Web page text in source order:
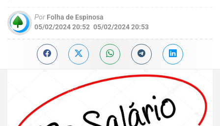
Por Folha de Espinosa
05/02/2024 20:52 05/02/2024 20:53